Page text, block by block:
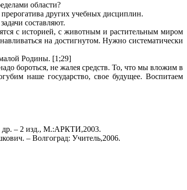
области?
других учебных дисциплин.
составляют.
с историей, с животным и растительным миром
на достигнутом. Нужно систематически
малой Родины. [1;29]
бороться, не жалея средств. То, что мы вложим в
наше государство, свое будущее. Воспитаем
др. – 2 изд., М.:АРКТИ,2003.
– Волгоград: Учитель,2006.